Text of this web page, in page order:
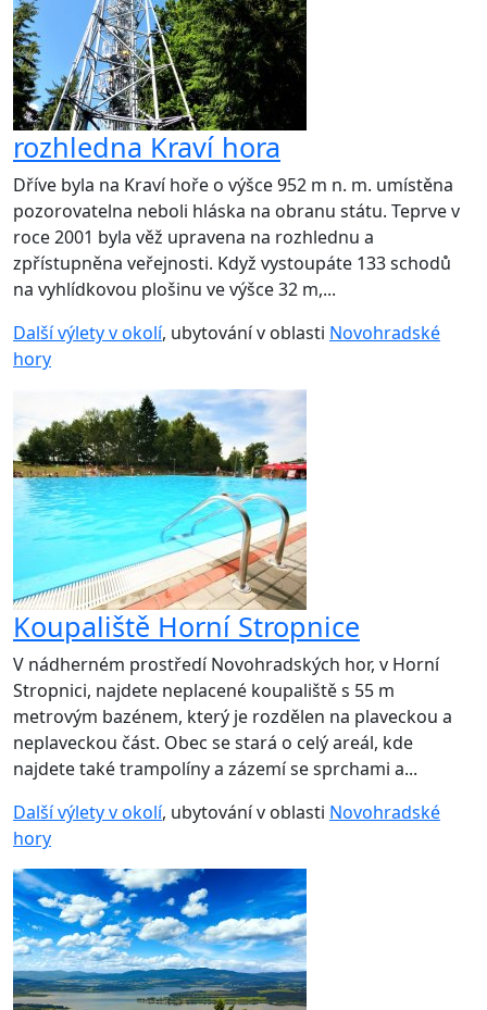
rozhledna Kraví hora
Dříve byla na Kraví hoře o výšce 952 m n. m. umístěna
pozorovatelna neboli hláska na obranu státu. Teprve v
roce 2001 byla věž upravena na rozhlednu a
zpřístupněna veřejnosti. Když vystoupáte 133 schodů
na vyhlídkovou plošinu ve výšce 32 m,...
Další výlety v okolí, ubytování v oblasti Novohradské
hory
Koupaliště Horní Stropnice
V nádherném prostředí Novohradských hor, v Horní
Stropnici, najdete neplacené koupaliště s 55 m
metrovým bazénem, který je rozdělen na plaveckou a
neplaveckou část. Obec se stará o celý areál, kde
najdete také trampolíny a zázemí se sprchami a...
Další výlety v okolí, ubytování v oblasti Novohradské
hory